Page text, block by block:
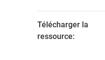
Télécharger la
ressource: